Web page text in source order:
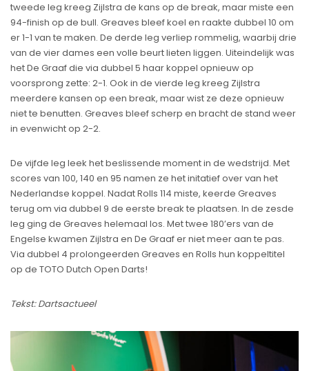
tweede leg kreeg Zijlstra de kans op de break, maar miste een
94-finish op de bull. Greaves bleef koel en raakte dubbel 10 om
er 1-1 van te maken. De derde leg verliep rommelig, waarbij drie
van de vier dames een volle beurt lieten liggen. Uiteindelijk was
het De Graaf die via dubbel 5 haar koppel opnieuw op
voorsprong zette: 2-1. Ook in de vierde leg kreeg Zijlstra
meerdere kansen op een break, maar wist ze deze opnieuw
niet te benutten. Greaves bleef scherp en bracht de stand weer
in evenwicht op 2-2.
De vijfde leg leek het beslissende moment in de wedstrijd. Met
scores van 100, 140 en 95 namen ze het initatief over van het
Nederlandse koppel. Nadat Rolls 114 miste, keerde Greaves
terug om via dubbel 9 de eerste break te plaatsen. In de zesde
leg ging de Greaves helemaal los. Met twee 180’ers van de
Engelse kwamen Zijlstra en De Graaf er niet meer aan te pas.
Via dubbel 4 prolongeerden Greaves en Rolls hun koppeltitel
op de TOTO Dutch Open Darts!
Tekst: Dartsactueel